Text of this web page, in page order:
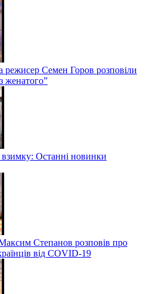
режисер Семен Горов розповіли
женатого”
Останні новинки
Степанов розповів про
від COVID-19